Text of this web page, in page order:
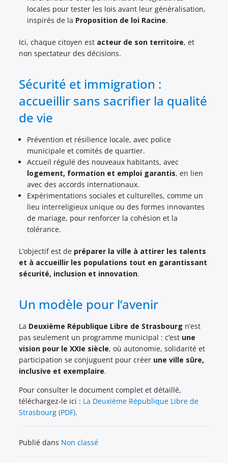
locales pour tester les lois avant leur généralisation,
inspirés de la Proposition de loi Racine.
Ici, chaque citoyen est acteur de son territoire, et
non spectateur des décisions.
Sécurité et immigration :
accueillir sans sacrifier la qualité
de vie
Prévention et résilience locale, avec police
municipale et comités de quartier.
Accueil régulé des nouveaux habitants, avec
logement, formation et emploi garantis, en lien
avec des accords internationaux.
Expérimentations sociales et culturelles, comme un
lieu interreligieux unique ou des formes innovantes
de mariage, pour renforcer la cohésion et la
tolérance.
L’objectif est de préparer la ville à attirer les talents
et à accueillir les populations tout en garantissant
sécurité, inclusion et innovation.
Un modèle pour l’avenir
La Deuxième République Libre de Strasbourg n’est
pas seulement un programme municipal : c’est une
vision pour le XXIe siècle, où autonomie, solidarité et
participation se conjuguent pour créer une ville sûre,
inclusive et exemplaire.
Pour consulter le document complet et détaillé,
téléchargez-le ici : La Deuxième République Libre de
Strasbourg (PDF).
Publié dans Non classé